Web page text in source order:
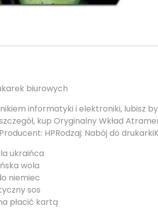
biurowych
informatyki i elektroniki, lubisz
kup Oryginalny Wkład
HPRodzaj: Nabój do
ukraińca
wola
niemiec
sos
płacić kartą